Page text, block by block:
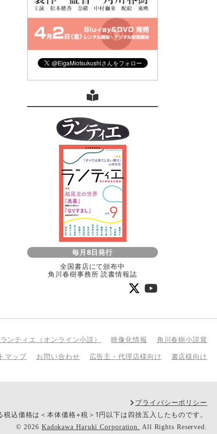
毎月8日発行
全国書店にて頒布中
角川春樹事務所 読書情報誌
ンティエ（オンライン小説） 映像化情報 角川春樹小説賞
マップ お問い合わせ 広告主・代理店様向け 書店様向け
プライバシーポリシー
込価格は＜本体価格+税＞1円以下は四捨五入したものです。
© 2026 Kadokawa Haruki Corporation. All Rights Reserved.